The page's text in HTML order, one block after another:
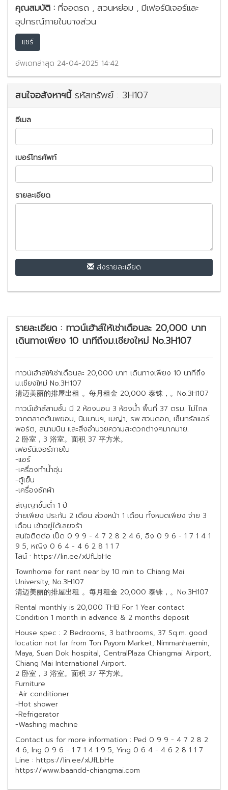
คุณสมบัติ : ที่จอดรถ , สวนหย่อม , มีเฟอร์นิเจอร์และ
อุปกรณ์ภายในบางส่วน
แชร์
อัพเดทล่าสุด 24-04-2025 14:42
สนใจอสังหาฯนี้รหัสทรัพย์ : 3H107
อีเมล
เบอร์โทรศัพท์
รายละเอียด
ส่งรายละเอียด
รายละเอียด : ทาวน์เฮ้าส์ให้เช่าเดือนละ 20,000 บาท
เดินทางเพียง 10 นาทีถึงม.เชียงใหม่ No.3H107
ทาวน์เฮ้าส์ให้เช่าเดือนละ 20,000 บาท เดินทางเพียง 10 นาทีถึง
ม.เชียงใหม่ No.3H107
清迈美丽的排屋出租 。每月租金 20,000 泰铢，。No.3H107
ทาวน์เฮ้าส์สามชั้น มี 2 ห้องนอน 3 ห้องน้ำ พื้นที่ 37 ตรม. ไม่ไกล
จากตลาดต้นพยอม, นิมมานฯ, เมญ่า, รพ.สวนดอก, เซ็นทรัลแอร์
พอร์ต, สนามบิน และสิ่งอำนวยความสะดวกต่างๆมากมาย.
2 卧室，3 浴室。面积 37 平方米。
เฟอร์นิเจอร์ภายใน
-แอร์
-เครื่องทำน้ำอุ่น
-ตู้เย็น
-เครื่องซักผ้า
สัญญาขั้นต่ำ 1 ปี
จ่ายเพียง ประกัน 2 เดือน ล่วงหน้า 1 เดือน ทั้งหมดเพียง จ่าย 3
เดือน เข้าอยู่ได้เลยจร้า
สนใจติดต่อ เป็ด 0 9 9 - 4 7 2 8 2 4 6, อิง 0 9 6 - 1 7 1 4 1
9 5, หญิง 0 6 4 - 4 6 2 8 1 1 7
ไลน์ : https://lin.ee/xUfLbHe
Townhome for rent near by 10 min to Chiang Mai
University, No.3H107
清迈美丽的排屋出租 。每月租金 20,000 泰铢，。No.3H107
Rental monthly is 20,000 THB For 1 Year contact
Condition 1 month in advance & 2 months deposit
House spec : 2 Bedrooms, 3 bathrooms, 37 Sq.m. good
location not far from Ton Payom Market, Nimmanhaemin,
Maya, Suan Dok hospital, CentralPlaza Chiangmai Airport,
Chiang Mai International Airport.
2 卧室，3 浴室。面积 37 平方米。
Furniture
-Air conditioner
-Hot shower
-Refrigerator
-Washing machine
Contact us for more information : Ped 0 9 9 - 4 7 2 8 2
4 6, Ing 0 9 6 - 1 7 1 4 1 9 5, Ying 0 6 4 - 4 6 2 8 1 1 7
Line : https://lin.ee/xUfLbHe
https://www.baandd-chiangmai.com